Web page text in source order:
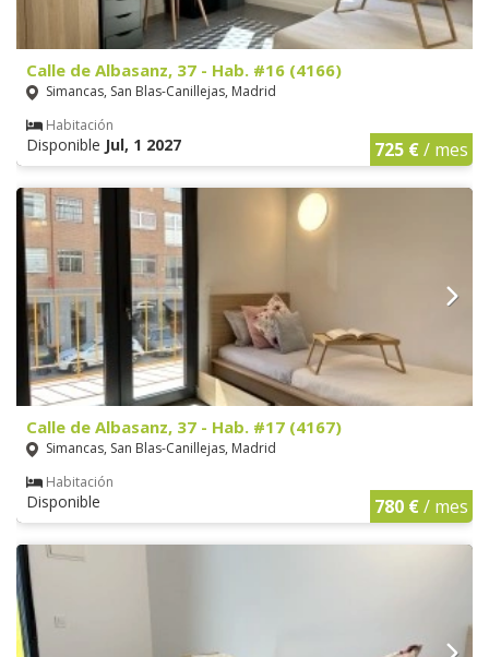
Calle de Albasanz, 37 - Hab. #16 (4166)
Simancas, San Blas-Canillejas, Madrid
Habitación
Disponible Jul, 1 2027 725 €/ mes
Calle de Albasanz, 37 - Hab. #17 (4167)
Simancas, San Blas-Canillejas, Madrid
Habitación
Disponible 780 €/ mes